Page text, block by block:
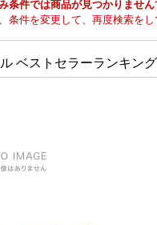
条件では商品が見つかりません
条件を変更して、再度検索をし
ベストセラーランキン